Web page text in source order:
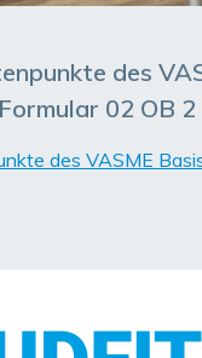
des
02 OB 2
des VASME